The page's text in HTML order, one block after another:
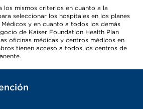
los mismos criterios en cuanto a la
seleccionar los hospitales en los planes
y en cuanto a todos los demás
de Kaiser Foundation Health Plan
oficinas médicas y centros médicos en
tienen acceso a todos los centros de